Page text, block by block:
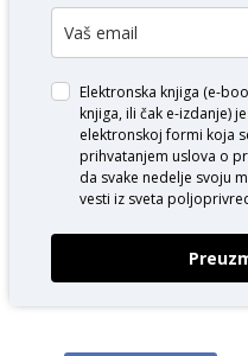
Elektronska knjiga (e-
knjiga, ili čak e-izdanje)
elektronskoj formi koja
prihvatanjem uslova o
da svake nedelje svoju
vesti iz sveta